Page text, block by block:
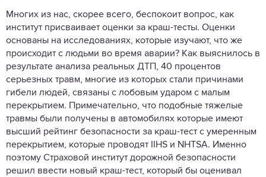
Многих из нас, скорее всего, беспокоит вопрос, как
институт присваивает оценки за краш-тесты. Оценки
основаны на исследованиях, которые изучают, что же
происходит с людьми во время аварии? Как выяснилось в
результате анализа реальных ДТП, 40 процентов
серьезных травм, многие из которых стали причинами
гибели людей, связаны с лобовым ударом с малым
перекрытием. Примечательно, что подобные тяжелые
травмы были получены в автомобилях которые имеют
высший рейтинг безопасности за краш-тест с умеренным
перекрытием, которые проводят IIHS и NHTSA. Именно
поэтому Страховой институт дорожной безопасности
решил ввести новый краш-тест, который бы оценивал